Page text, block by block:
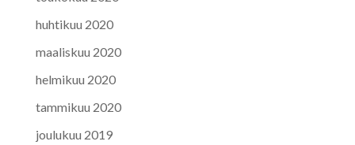
huhtikuu 2020
maaliskuu 2020
helmikuu 2020
tammikuu 2020
joulukuu 2019